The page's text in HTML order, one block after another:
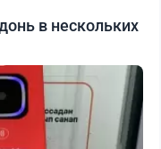
в нескольких